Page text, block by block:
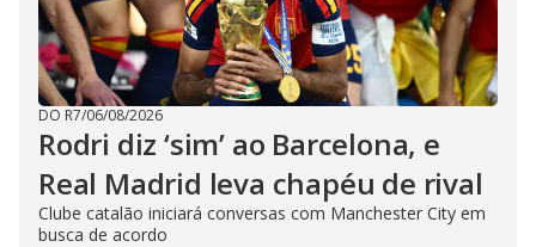
DO R7/06/08/2026
Rodri diz ‘sim’ ao Barcelona, e
Real Madrid leva chapéu de rival
Clube catalão iniciará conversas com Manchester City em
busca de acordo